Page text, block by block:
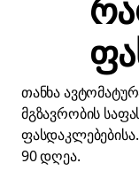
თანხა
მგზავრობის
90 დღეა.